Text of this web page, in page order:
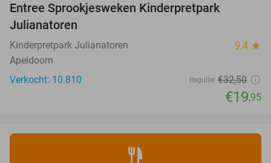
Entree Sprookjesweken Kinderpretpark
Julianatoren
Kinderpretpark Julianatoren 9.4 star
Apeldoorn
Verkocht: 10.810
Regulier €32,50
€19,95